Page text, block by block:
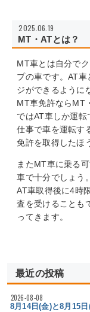
2025.06.19
MT・ATとは？
MT車とは自分で
プの車です。AT
ジができるように
MT車免許ならMT
ではAT車しか運転
仕事で車を運転す
免許を取得したほ
またMT車に乗る
車で十分でしょう。
AT車取得後に4時
査を受けることも
ってきます。
最近の投稿
8月14日(金)と8月15
2026-08-08